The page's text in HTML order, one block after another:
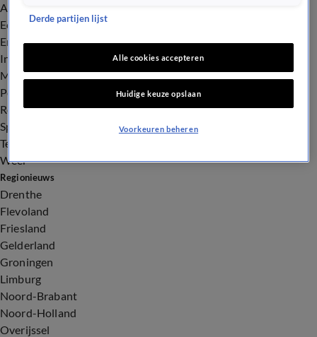
Advies & Tips
Economie
Entertainment
Infrastructuur
Milieu en Gezondheid
Politiek
Royalty
Sport
Tech
Weer
Regionieuws
Drenthe
Flevoland
Friesland
Gelderland
Groningen
Limburg
Noord-Brabant
Noord-Holland
Overijssel
Derde partijen lijst
Alle cookies accepteren
Huidige keuze opslaan
Voorkeuren beheren